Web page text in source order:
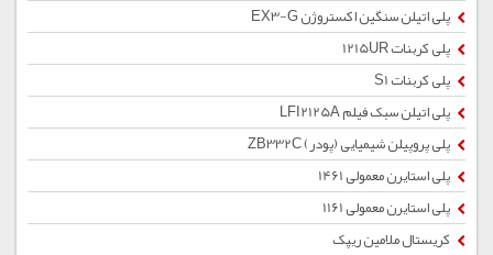
پلی اتیلن سنگین اکستروژن EX3-G
پلی کربنات 1215UR
پلی کربنات S1
پلی اتیلن سبک فیلم LFI2125A
پلی پروپیلن شیمیایی (پودر) ZB332C
پلی استایرن معمولی 1461
پلی استایرن معمولی 1161
کریستال ملامین ریپک